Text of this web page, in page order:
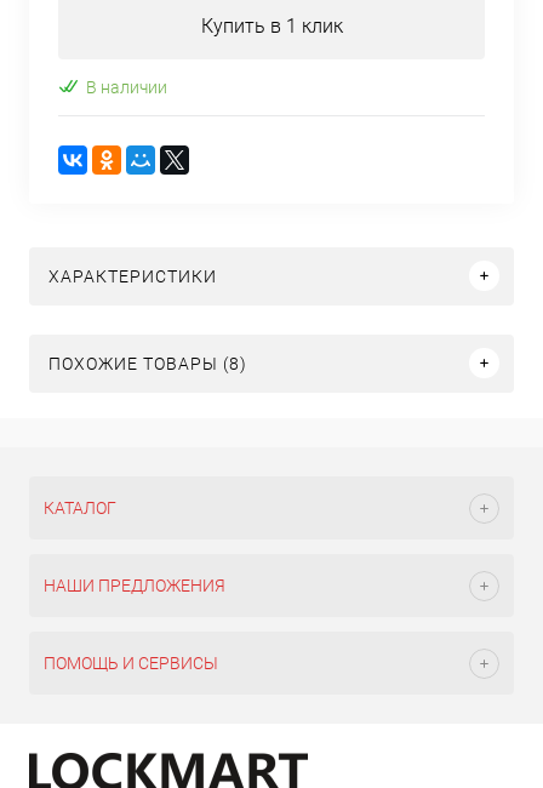
Купить в 1 клик
В наличии
ХАРАКТЕРИСТИКИ
ПОХОЖИЕ ТОВАРЫ (8)
КАТАЛОГ
НАШИ ПРЕДЛОЖЕНИЯ
ПОМОЩЬ И СЕРВИСЫ